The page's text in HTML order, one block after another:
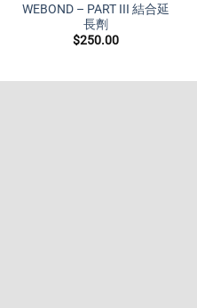
WEBOND – PART III 結合延
長劑
$250.00